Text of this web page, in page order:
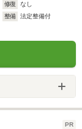
修復
なし
整備
法定整備付
PR